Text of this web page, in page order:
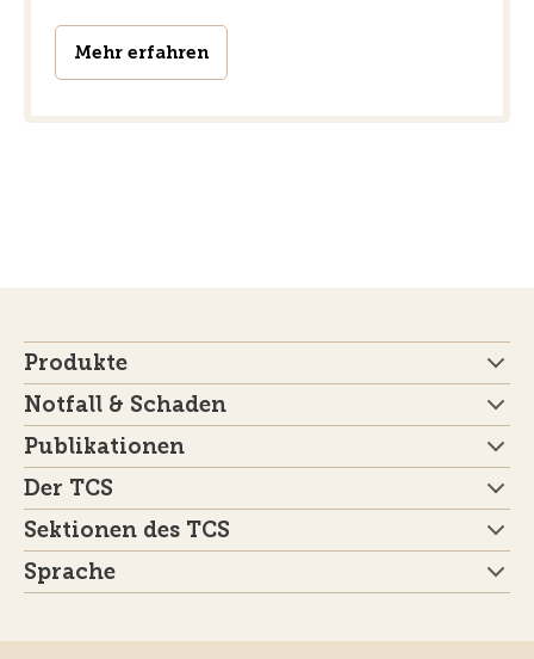
Mehr erfahren
Produkte
Notfall & Schaden
Publikationen
Der TCS
Sektionen des TCS
Sprache